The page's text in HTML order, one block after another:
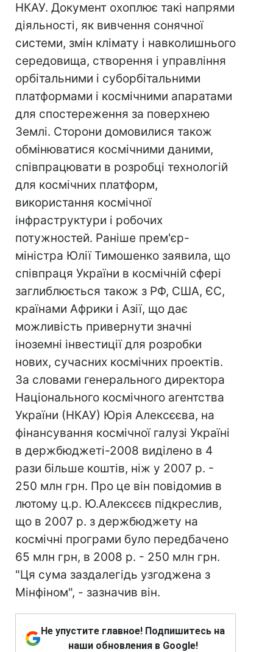
НКАУ. Документ охоплює такі напрями
діяльності, як вивчення сонячної
системи, змін клімату і навколишнього
середовища, створення і управління
орбітальними і суборбітальними
платформами і космічними апаратами
для спостереження за поверхнею
Землі. Сторони домовилися також
обмінюватися космічними даними,
співпрацювати в розробці технологій
для космічних платформ,
використання космічної
інфраструктури і робочих
потужностей. Раніше прем'єр-
міністра Юлії Тимошенко заявила, що
співпраця України в космічній сфері
заглиблюється також з РФ, США, ЄС,
країнами Африки і Азії, що дає
можливість привернути значні
іноземні інвестиції для розробки
нових, сучасних космічних проектів.
За словами генерального директора
Національного космічного агентства
України (НКАУ) Юрія Алексєєва, на
фінансування космічної галузі Україні
в держбюджеті-2008 виділено в 4
рази більше коштів, ніж у 2007 р. -
250 млн грн. Про це він повідомив в
лютому ц.р. Ю.Алексєєв підкреслив,
що в 2007 р. з держбюджету на
космічні програми було передбачено
65 млн грн, в 2008 р. - 250 млн грн.
"Ця сума заздалегідь узгоджена з
Мінфіном", - зазначив він.
Не упустите главное! Подпишитесь на
наши обновления в Google!